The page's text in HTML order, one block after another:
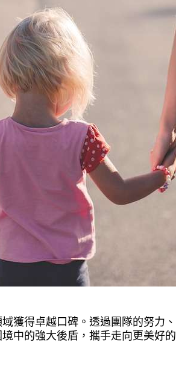
獲得卓越口碑。透過團隊的努力
中的強大後盾，攜手走向更美好的